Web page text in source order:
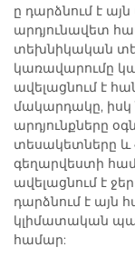
ը դարձնում է
արդյունավետ
տեխնիկական
կառավարումը
ավելացնում է
մակարդակը,
արդյունքները
տեսակետները և
գեղարվեստի
ավելացնում է
դարձնում է
կլիմատական
համար: